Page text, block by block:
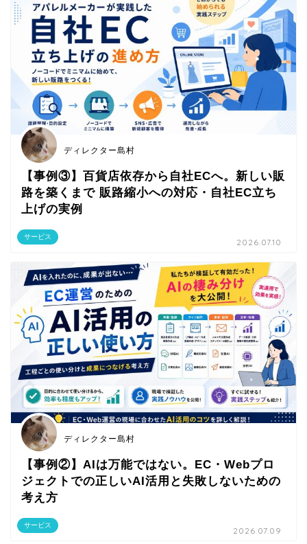
サービス
ディレクター島村
【事例③】百貨店依存から自社ECへ。新しい販
路を築くまで 販路縮小への対応・自社EC立ち
上げの実例
2026.07.10
サービス
ディレクター島村
【事例②】AIは万能ではない。EC・Webプロ
ジェクトでの正しいAI活用と失敗しないための
考え方
2026.07.09